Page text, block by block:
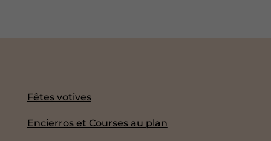
Fêtes votives
Encierros et Courses au plan